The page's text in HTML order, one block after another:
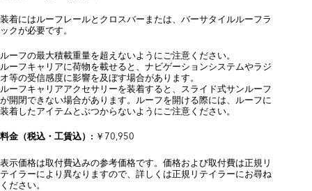
装着にはルーフレールとクロスバーまたは、バーサタイルルーフラ
ックが必要です。
ルーフの最大積載重量を超えないようにご注意ください。
ルーフキャリアに荷物を載せると、ナビゲーションシステムやラジ
オ等の受信感度に影響を及ぼす場合があります。
ルーフキャリアアクセサリーを装着すると、スライド式サンルーフ
が開閉できない場合があります。ルーフを開ける際には、ルーフに
装着したアイテムとぶつからないようにご注意ください。
料金（税込・工賃込）: ￥70,950
表示価格は取付費込みの参考価格です。価格および取付費は正規リ
テイラーにより異なりますので、詳しくは正規リテイラーにお尋ね
ください。